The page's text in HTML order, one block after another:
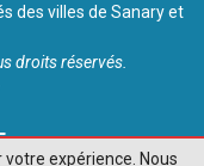
des villes de Sanary et
droits réservés.
expérience. Nous